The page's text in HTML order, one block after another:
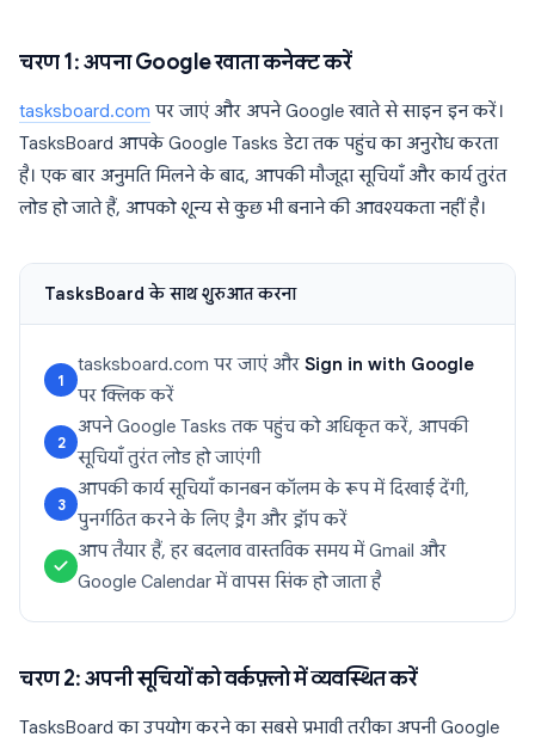
चरण 1: अपना Google खाता कनेक्ट करें
tasksboard.com पर जाएं और अपने Google खाते से साइन इन करें।
TasksBoard आपके Google Tasks डेटा तक पहुंच का अनुरोध करता
है। एक बार अनुमति मिलने के बाद, आपकी मौजूदा सूचियाँ और कार्य तुरंत
लोड हो जाते हैं, आपको शून्य से कुछ भी बनाने की आवश्यकता नहीं है।
TasksBoard के साथ शुरुआत करना
1
tasksboard.com पर जाएं और Sign in with Google
पर क्लिक करें
2
अपने Google Tasks तक पहुंच को अधिकृत करें, आपकी
सूचियाँ तुरंत लोड हो जाएंगी
3
आपकी कार्य सूचियाँ कानबन कॉलम के रूप में दिखाई देंगी,
पुनर्गठित करने के लिए ड्रैग और ड्रॉप करें
आप तैयार हैं, हर बदलाव वास्तविक समय में Gmail और
Google Calendar में वापस सिंक हो जाता है
चरण 2: अपनी सूचियों को वर्कफ़्लो में व्यवस्थित करें
TasksBoard का उपयोग करने का सबसे प्रभावी तरीका अपनी Google